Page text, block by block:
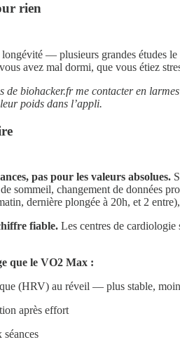
rien
— plusieurs grandes études
avez mal dormi, que vous étiez
de biohacker.fr me contacter en
poids dans l’appli.
pas pour les valeurs absolues.
sommeil, changement de données
dernière plongée à 20h, et 2
fiable. Les centres de
que le VO2 Max :
(HRV) au réveil — plus stable,
après effort